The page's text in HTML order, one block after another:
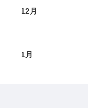
12月
1月